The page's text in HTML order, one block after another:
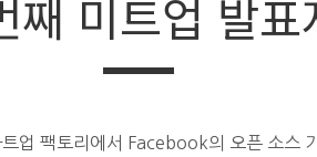
째 미트업 발
업 팩토리에서 Facebook의 오픈 소스